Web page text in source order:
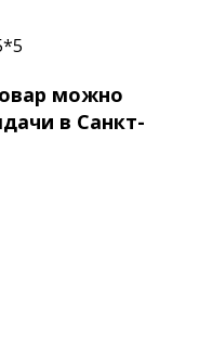
можно
в Санкт-